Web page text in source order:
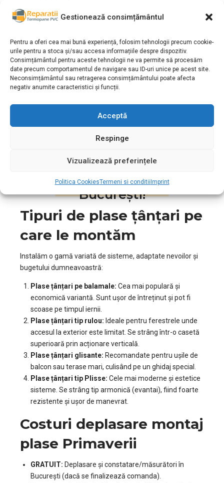
Gestionează consimțământul
Pentru a oferi cea mai bună experiență, folosim tehnologii precum cookie-
urile pentru a stoca și/sau accesa informațiile despre dispozitiv.
Consimțământul pentru aceste tehnologii ne va permite să procesăm
date precum comportamentul de navigare sau ID-uri unice pe acest site.
Neconsimțământul sau retragerea consimțământului poate afecta
negativ anumite caracteristici și funcții.
Acceptă
Respinge
Vizualizează preferințele
Politica CookiesTermeni si conditii Imprint
Dacă plasele vechi s-au rupt sau s-au copt la soare.
noi de protecție.
Dacă doriți sisteme moderne (plisse sau rulou) pentru
spații înguste.
Aveți un buget limitat?
Puteți apela cu încredere la
noi, prețurile noastre fiind
printre cele mai mici din
București!
Tipuri de plase țânțari pe
care le montăm
Instalăm o gamă variată de sisteme, adaptate nevoilor și
bugetului dumneavoastră:
Plase țânțari pe balamale: Cea mai populară și
economică variantă. Sunt ușor de întreținut și pot fi
scoase pe timpul iernii.
Plase țânțari tip rulou: Ideale pentru ferestrele unde
accesul la exterior este limitat. Se strâng într-o casetă
superioară prin acționare verticală.
Plase țânțari glisante: Recomandate pentru ușile de
balcon sau terase mari, culisând pe un ghidaj special.
Plase țânțari tip Plisse: Cele mai moderne și estetice
sisteme. Se strâng tip armonică (evantai), fiind foarte
rezistente și ușor de manevrat.
Costuri deplasare montaj
plase Primaverii
GRATUIT: Deplasare și constatare/măsurători în
București (dacă se finalizează comanda).